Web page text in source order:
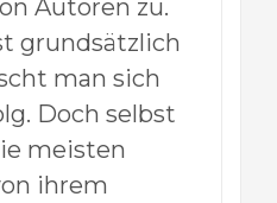
Autoren zu.
grundsätzlich
man sich
Doch selbst
meisten
ihrem